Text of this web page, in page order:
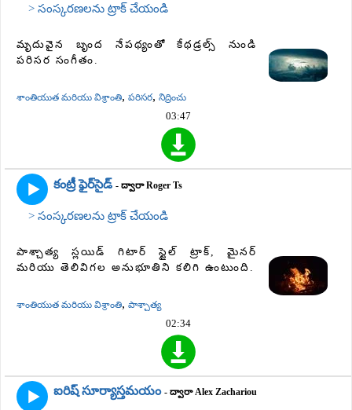
> సంస్కరణలను ట్రాక్ చేయండి
మృదువైన బృంద నేపథ్యంతో కేథడ్రల్స్ నుండి
పరిసర సంగీతం.
శాంతియుత మరియు విశ్రాంతి, పరిసర, నిద్రించు
03:47
కంట్రీ ఫైర్‌సైడ్ - ద్వారా Roger Ts
> సంస్కరణలను ట్రాక్ చేయండి
పాశ్చాత్య స్లయిడ్ గిటార్ స్టైల్ ట్రాక్, మైనర్
మరియు తెలివిగల అనుభూతిని కలిగి ఉంటుంది.
శాంతియుత మరియు విశ్రాంతి, పాశ్చాత్య
02:34
ఐరిష్ సూర్యాస్తమయం - ద్వారా Alex Zachariou